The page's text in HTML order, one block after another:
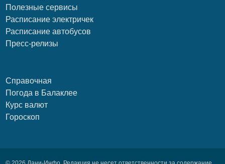
Полезные сервисы
Расписание электричек
Расписание автобусов
Пресс-релизы
Справочная
Погода в Балаклее
Курс валют
Гороскоп